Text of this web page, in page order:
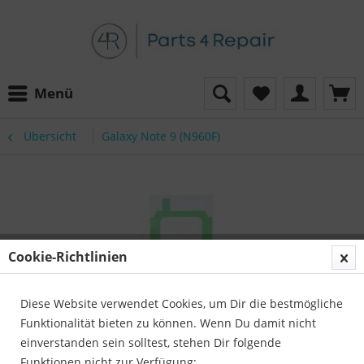
Menü
Übersicht Galaxy Note 9 (N960F)
Cookie-Richtlinien
Diese Website verwendet Cookies, um Dir die bestmögliche
Funktionalität bieten zu können. Wenn Du damit nicht
einverstanden sein solltest, stehen Dir folgende